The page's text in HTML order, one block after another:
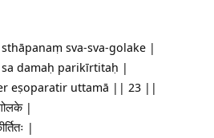
sva-sva-golake |
damaḥ parikīrtitaḥ |
eṣoparatir uttamā || 23 ||
|
|